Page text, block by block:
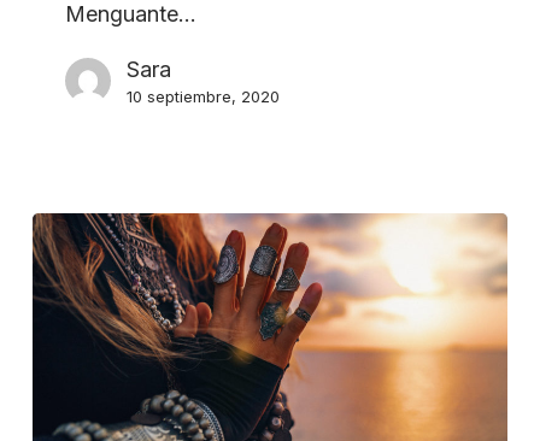
Menguante…
Sara
10 septiembre, 2020